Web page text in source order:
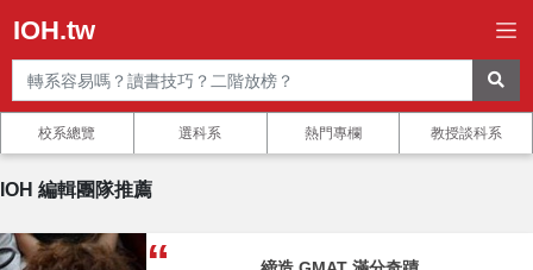
IOH.tw
校系總覽 選科系 熱門專欄 教授談科系
IOH 編輯團隊推薦